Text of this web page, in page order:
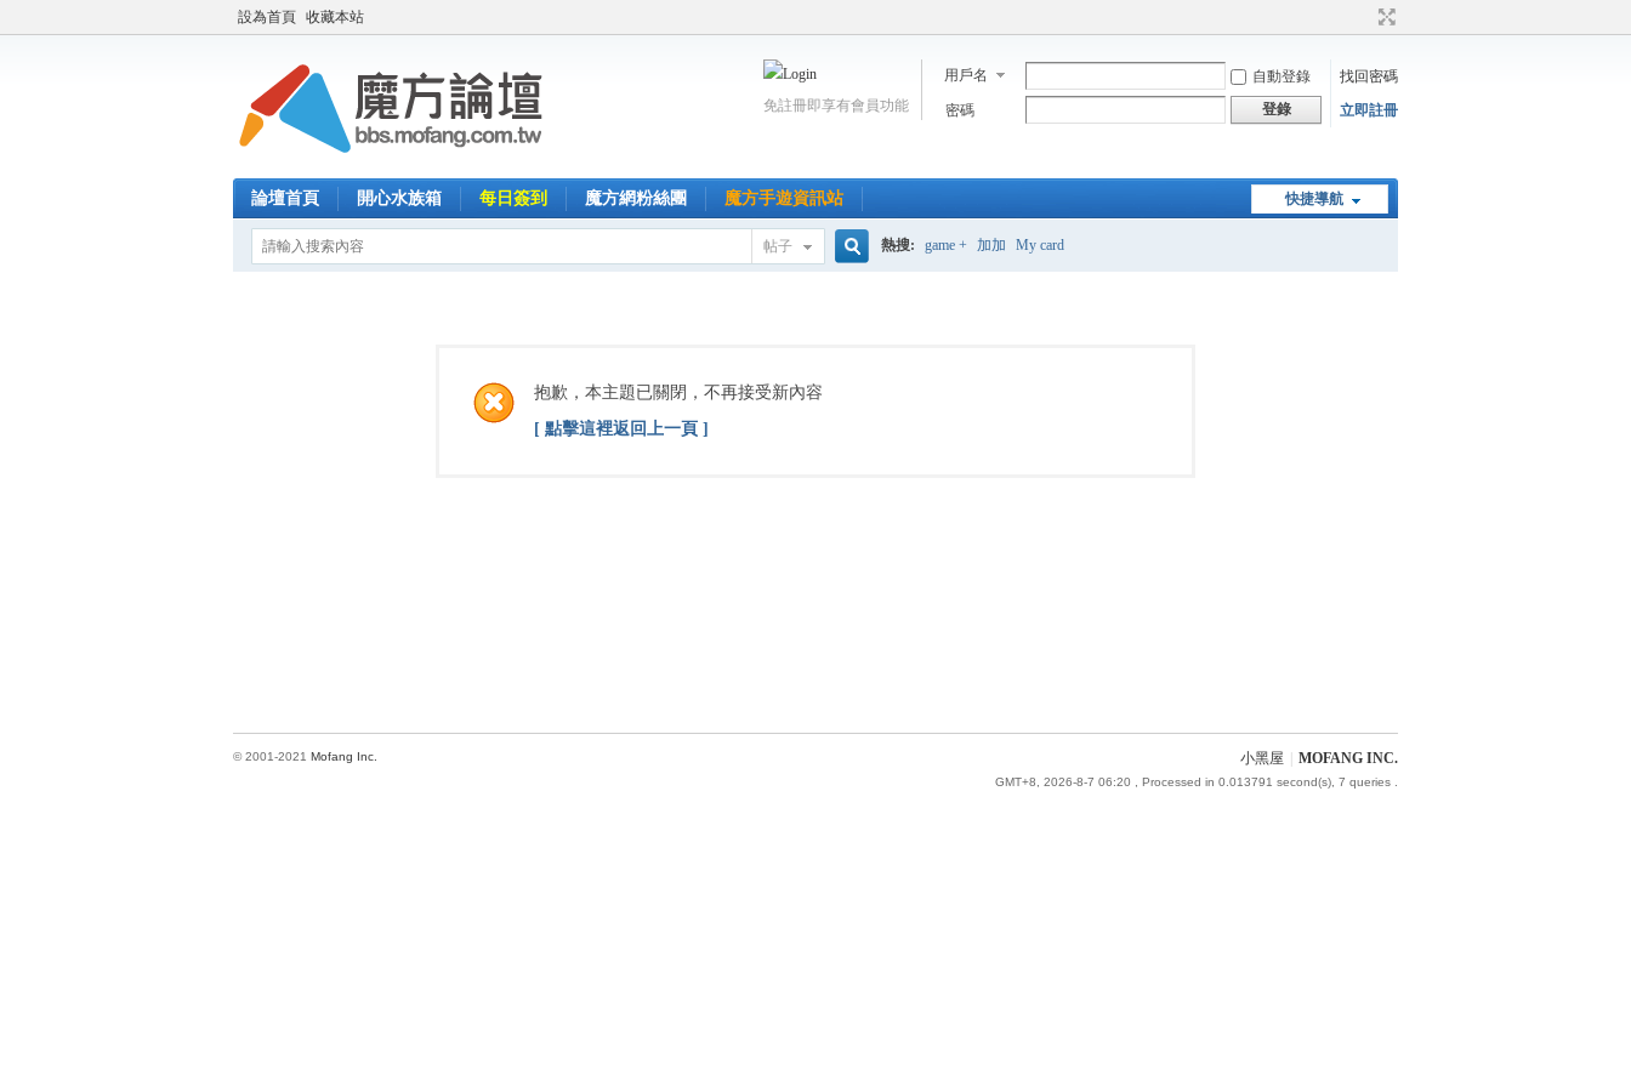
設為首頁 收藏本站
用戶名 自動登錄
找回密碼
密碼
登錄 立即註冊
免註冊即享有會員功能
快捷導航
論壇首頁 開心水族箱 每日簽到 魔方網粉絲團 魔方手遊資訊站
帖子 熱搜: game + 加加 My card
抱歉，本主題已關閉，不再接受新內容
[ 點擊這裡返回上一頁 ]
小黑屋 MOFANG INC.
GMT+8, 2026-8-7 06:20 , Processed in 0.013791 second(s), 7 queries .
© 2001-2021 Mofang Inc.